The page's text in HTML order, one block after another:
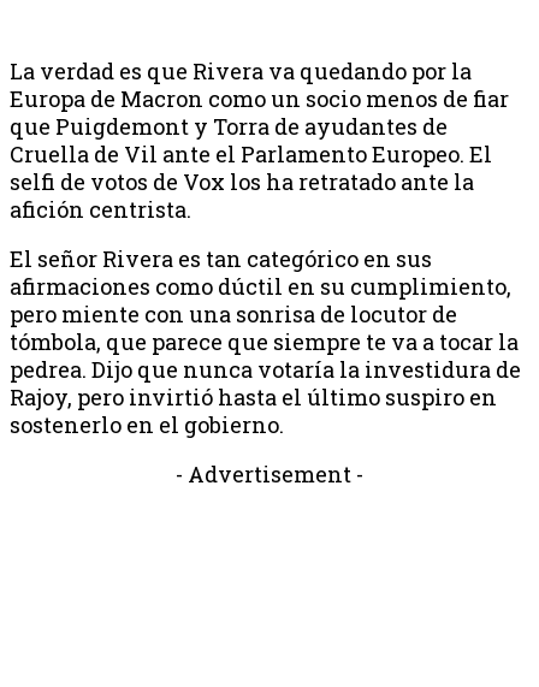
La verdad es que Rivera va quedando por la
Europa de Macron como un socio menos de fiar
que Puigdemont y Torra de ayudantes de
Cruella de Vil ante el Parlamento Europeo. El
selfi de votos de Vox los ha retratado ante la
afición centrista.
El señor Rivera es tan categórico en sus
afirmaciones como dúctil en su cumplimiento,
pero miente con una sonrisa de locutor de
tómbola, que parece que siempre te va a tocar la
pedrea. Dijo que nunca votaría la investidura de
Rajoy, pero invirtió hasta el último suspiro en
sostenerlo en el gobierno.
- Advertisement -